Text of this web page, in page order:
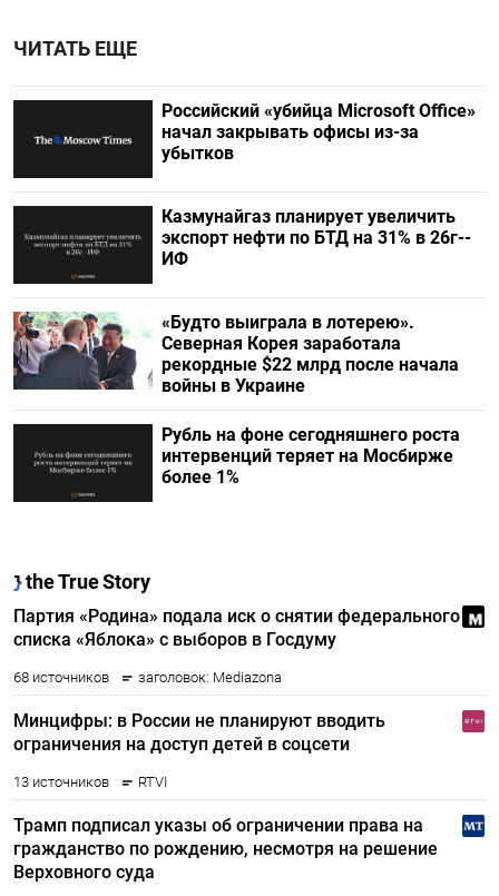
ЧИТАТЬ ЕЩЕ
Российский «убийца Microsoft Office»
начал закрывать офисы из-за
убытков
Казмунайгаз планирует увеличить
экспорт нефти по БТД на 31% в 26г--
ИФ
«Будто выиграла в лотерею».
Северная Корея заработала
рекордные $22 млрд после начала
войны в Украине
Рубль на фоне сегодняшнего роста
интервенций теряет на Мосбирже
более 1%